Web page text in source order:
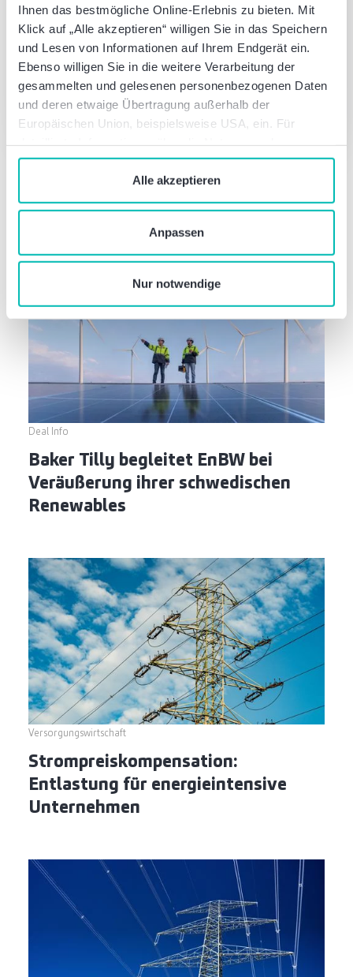
Ihnen das bestmögliche Online-Erlebnis zu bieten. Mit
Klick auf „Alle akzeptieren“ willigen Sie in das Speichern
und Lesen von Informationen auf Ihrem Endgerät ein.
Ebenso willigen Sie in die weitere Verarbeitung der
gesammelten und gelesenen personenbezogenen Daten
und deren etwaige Übertragung außerhalb der
Europäischen Union, beispielsweise USA, ein. Für
Verwaltung von Cookies klicken Sie auf „Details“. Mit
dem Klick auf „Cookies verbieten“ lehnen Sie die
Verwendung von zustimmungspflichtigen Cookies ab. Sie
, wenn Sie unsere Webseite
nutzen.
Alle akzeptieren
Anpassen
Nur notwendige
Director
Wirtschaftsprüfer, Steuerberater
Joel Sandler, LL.M.
Senior Manager
Rechtsanwalt
Diese Newsbeiträge könnten Sie auch
Deal Info
Baker Tilly begleitet EnBW bei
Veräußerung ihrer schwedischen
Renewables
Versorgungswirtschaft
Strompreiskompensation:
Entlastung für energieintensive
Unternehmen